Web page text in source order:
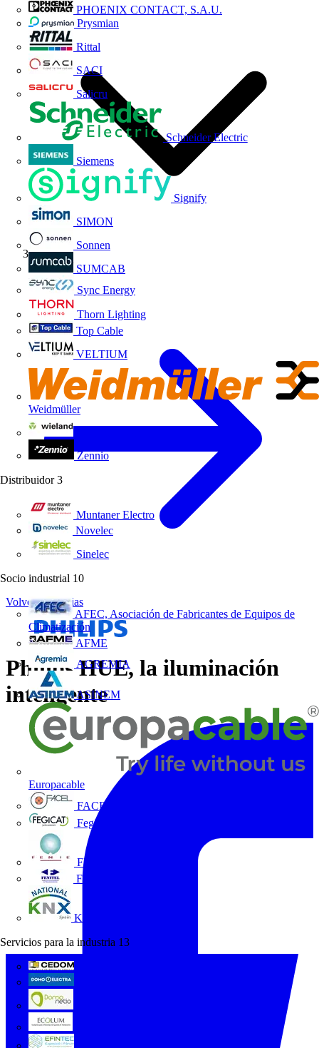
PHOENIX CONTACT, S.A.U.
Prysmian
Rittal
SACI
Salicru
Schneider Electric
Siemens
Signify
SIMON
Sonnen
SUMCAB
Sync Energy
Thorn Lighting
Top Cable
VELTIUM
Weidmüller
Zennio
Distribuidor 3
Muntaner Electro
Novelec
Sinelec
Socio industrial 10
AFEC, Asociación de Fabricantes de Equipos de
Climatización
AFME
AGREMIA
ASINEM
Europacable
FACEL
Fegicat
FENIE
FENITEL
KNX España
Servicios para la industria 13
Volti TV
Volver a Noticias
Philips HUE, la iluminación
inteligente